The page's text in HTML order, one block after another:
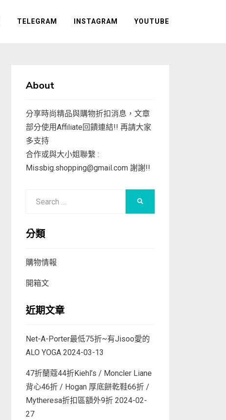
TELEGRAM INSTAGRAM YOUTUBE
About
分享時尚精品與購物折扣消息，文章
部分使用Affiliate回饋連結!! 再請大家
多支持
合作或與大小姐聯繫 :
Missbig.shopping@gmail.com謝謝!!
分類
購物情報
開箱文
近期文章
Net-A-Porter最低75折~有Jisoo愛的
ALO YOGA 2024-03-13
47折蘭蔻44折Kiehl’s / Moncler Liane
背心46折 / Hogan 厚底餅乾鞋66折 /
Mytheresa折扣區額外9折 2024-02-
27